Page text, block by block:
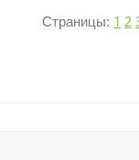
Страницы: 1 2